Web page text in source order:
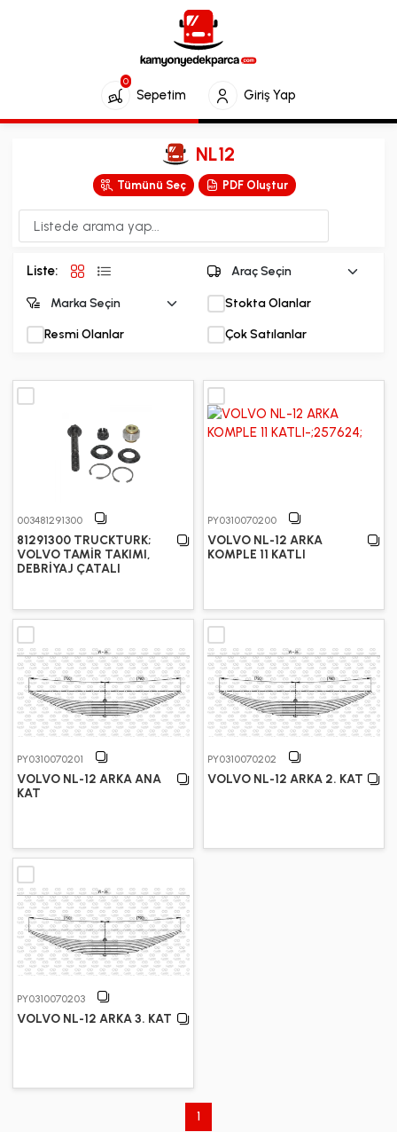
Sepetim
0
Giriş Yap
NL12
Tümünü Seç PDF Oluştur
Liste:
Stokta Olanlar
Resmi Olanlar Çok Satılanlar
003481291300
81291300 TRUCKTURK;
VOLVO TAMİR TAKIMI,
DEBRİYAJ ÇATALI
PY0310070200
VOLVO NL-12 ARKA
KOMPLE 11 KATLI
PY0310070201
VOLVO NL-12 ARKA ANA
KAT
PY0310070202
VOLVO NL-12 ARKA 2. KAT
PY0310070203
VOLVO NL-12 ARKA 3. KAT
1